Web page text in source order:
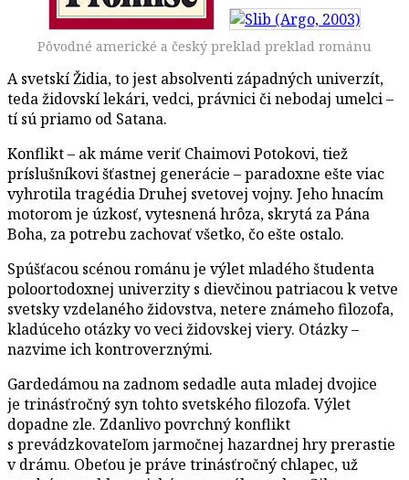
Pôvodné americké a český preklad preklad románu
A svetskí Židia, to jest absolventi západných univerzít,
teda židovskí lekári, vedci, právnici či nebodaj umelci –
tí sú priamo od Satana.
Konflikt – ak máme veriť Chaimovi Potokovi, tiež
príslušníkovi šťastnej generácie – paradoxne ešte viac
vyhrotila tragédia Druhej svetovej vojny. Jeho hnacím
motorom je úzkosť, vytesnená hrôza, skrytá za Pána
Boha, za potrebu zachovať všetko, čo ešte ostalo.
Spúšťacou scénou románu je výlet mladého študenta
poloortodoxnej univerzity s dievčinou patriacou k vetve
svetsky vzdelaného židovstva, netere známeho filozofa,
kladúceho otázky vo veci židovskej viery. Otázky –
nazvime ich kontroverznými.
Gardedámou na zadnom sedadle auta mladej dvojice
je trinásťročný syn tohto svetského filozofa. Výlet
dopadne zle. Zdanlivo povrchný konflikt
s prevádzkovateľom jarmočnej hazardnej hry prerastie
v drámu. Obeťou je práve trinásťročný chlapec, už